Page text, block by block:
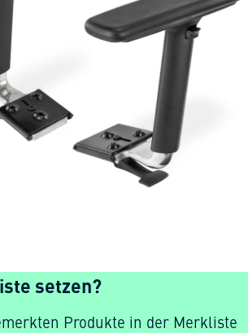
setzen?
Produkte in der Merkliste